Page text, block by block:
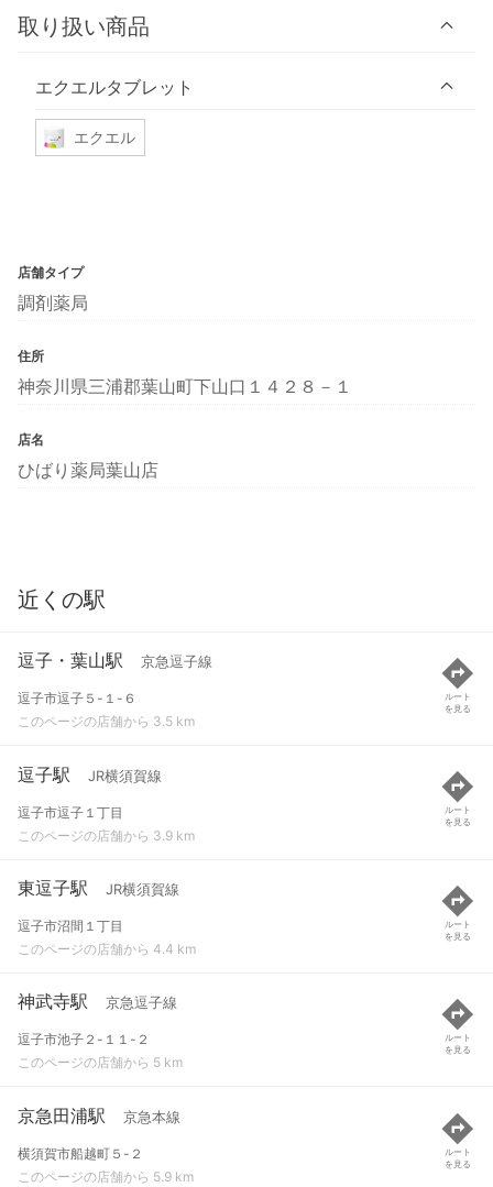
取り扱い商品
エクエルタブレット
エクエル
店舗タイプ
調剤薬局
住所
神奈川県三浦郡葉山町下山口１４２８－１
店名
ひばり薬局葉山店
近くの駅
逗子・葉山駅 京急逗子線
逗子市逗子５-１-６
このページの店舗から 3.5 km
ルート
を見る
逗子駅 JR横須賀線
逗子市逗子１丁目
このページの店舗から 3.9 km
ルート
を見る
東逗子駅 JR横須賀線
逗子市沼間１丁目
このページの店舗から 4.4 km
ルート
を見る
神武寺駅 京急逗子線
逗子市池子２-１１-２
このページの店舗から 5 km
ルート
を見る
京急田浦駅 京急本線
横須賀市船越町５-２
このページの店舗から 5.9 km
ルート
を見る